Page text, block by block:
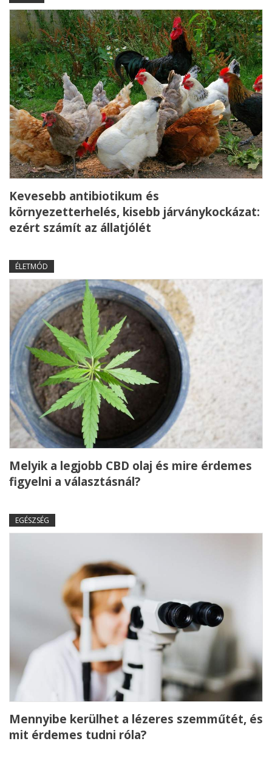
Kevesebb antibiotikum és
környezetterhelés, kisebb járványkockázat:
ezért számít az állatjólét
ÉLETMÓD
Melyik a legjobb CBD olaj és mire érdemes
figyelni a választásnál?
EGÉSZSÉG
Mennyibe kerülhet a lézeres szemműtét, és
mit érdemes tudni róla?